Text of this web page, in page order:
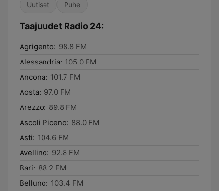
Uutiset Puhe
Taajuudet Radio 24:
Agrigento: 98.8 FM
Alessandria: 105.0 FM
Ancona: 101.7 FM
Aosta: 97.0 FM
Arezzo: 89.8 FM
Ascoli Piceno: 88.0 FM
Asti: 104.6 FM
Avellino: 92.8 FM
Bari: 88.2 FM
Belluno: 103.4 FM